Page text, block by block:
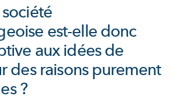
est-elle donc
aux idées de
des raisons purement
?